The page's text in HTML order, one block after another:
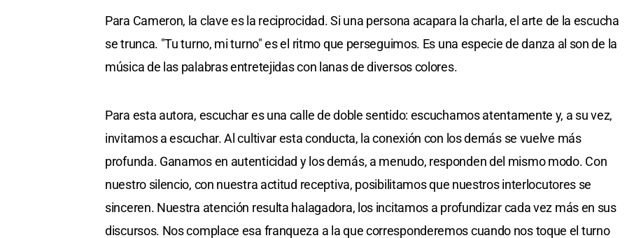
Para Cameron, la clave es la reciprocidad. Si una persona acapara la charla, el arte de la escucha
se trunca. "Tu turno, mi turno" es el ritmo que perseguimos. Es una especie de danza al son de la
música de las palabras entretejidas con lanas de diversos colores.
Para esta autora, escuchar es una calle de doble sentido: escuchamos atentamente y, a su vez,
invitamos a escuchar. Al cultivar esta conducta, la conexión con los demás se vuelve más
profunda. Ganamos en autenticidad y los demás, a menudo, responden del mismo modo. Con
nuestro silencio, con nuestra actitud receptiva, posibilitamos que nuestros interlocutores se
sinceren. Nuestra atención resulta halagadora, los incitamos a profundizar cada vez más en sus
discursos. Nos complace esa franqueza a la que corresponderemos cuando nos toque el turno